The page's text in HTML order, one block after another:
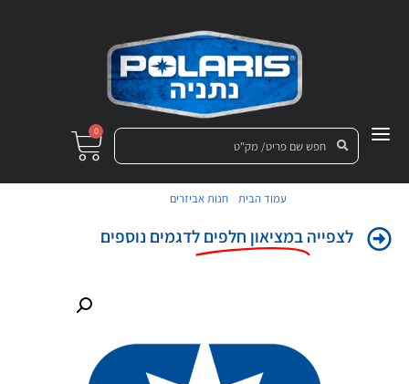
0
עמוד הבית חנות אביזרים
לצפייהבמציאון חלפים לדגמים נוספים